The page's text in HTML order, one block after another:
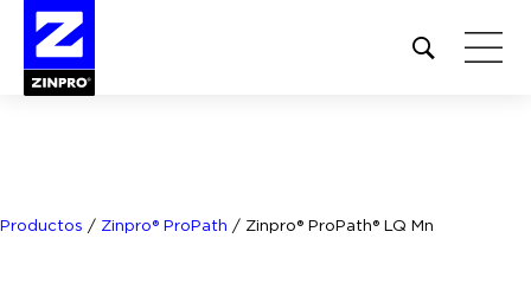
Open
site
Productos / Zinpro® ProPath / Zinpro® ProPath® LQ Mn